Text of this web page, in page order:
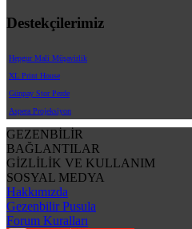
Destekçilerimiz
Hepgur Mali Müşavirlik
XL Print House
Günpay Stor Perde
Aspera Projeksiyon
GEZENBİLİR
BAĞLANTILAR
GİZLİLİK VE KULLANIM
SOSYAL MEDYA
Hakkımızda
Gezenbilir Pusula
Forum Kuralları